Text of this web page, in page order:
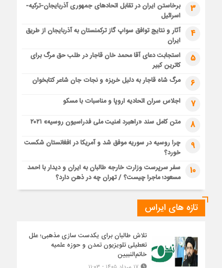
3
برخاستن ایران در تقابل اتحادهای جمهوری آذربایجان-ترکیه-
اسرائیل
4
آثار و نتایج توافق سواپ گاز ترکمنستان به آذربایجان از طریق
ایران
5
استجابت دعای آقا محمد خان قاجار در طلب حق مرگ برای
کاترین کبیر
6 مرگ شاه قاجار به دلیل خربزه و نجات جان شاعر کتابخوان
7 اجلاس سران اتحادیه اروپا و مناسبات با مسکو
8 متن کامل سند «راهبرد امنیت ملی فدراسیون روسیه» ۲۰۲۱
9
چرا روسیه در سوریه موفق شد و آمریکا در افغانستان شکست
خورد؟
10
سفر سرپرست وزارت خارجه طالبان به ایران و دیدار با احمد
مسعود؛ ماجرا چیست؟ / تهران چه در ذهن دارد؟
تازه های ایراس
تلاش طالبان برای یکدست سازی مذهبی؛ علل
تعطیلی تلویزیون تمدن و حوزه علمیه
خاتم‌النبیین